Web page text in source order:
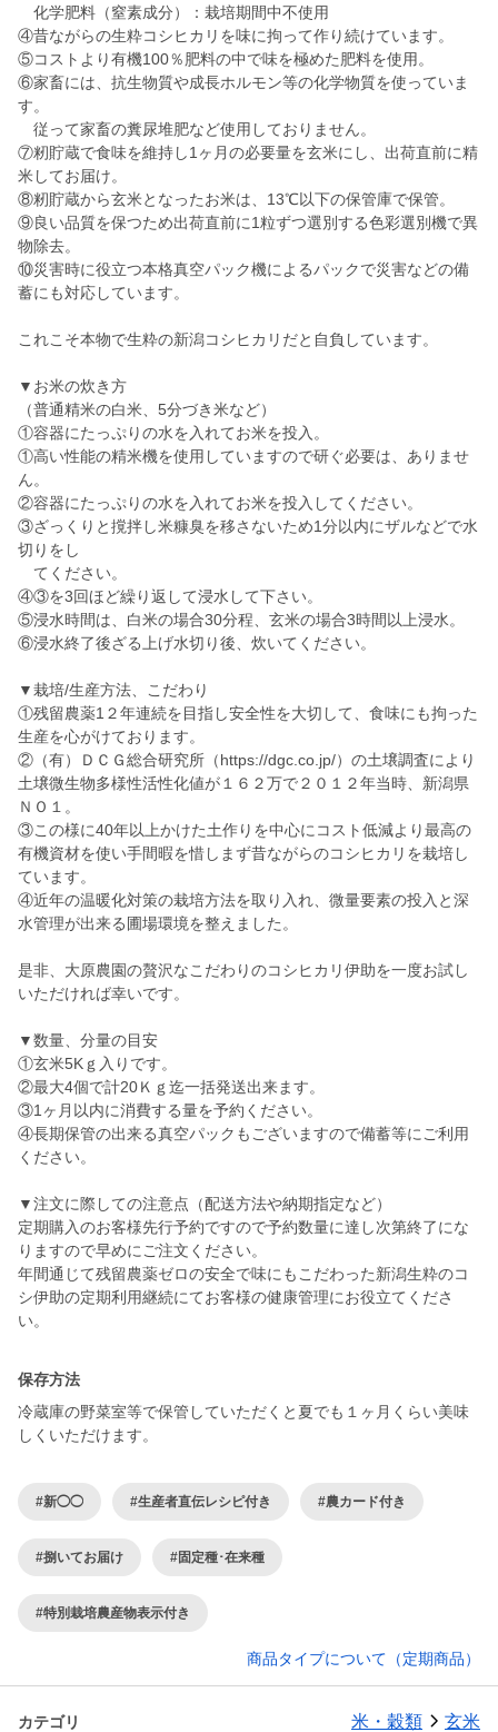
化学肥料（窒素成分）：栽培期間中不使用
④昔ながらの生粋コシヒカリを味に拘って作り続けています。
⑤コストより有機100％肥料の中で味を極めた肥料を使用。
⑥家畜には、抗生物質や成長ホルモン等の化学物質を使っていま
す。
従って家畜の糞尿堆肥など使用しておりません。
⑦籾貯蔵で食味を維持し1ヶ月の必要量を玄米にし、出荷直前に精
米してお届け。
⑧籾貯蔵から玄米となったお米は、13℃以下の保管庫で保管。
⑨良い品質を保つため出荷直前に1粒ずつ選別する色彩選別機で異
物除去。
⑩災害時に役立つ本格真空パック機によるパックで災害などの備
蓄にも対応しています。
これこそ本物で生粋の新潟コシヒカリだと自負しています。
▼お米の炊き方
（普通精米の白米、5分づき米など）
①容器にたっぷりの水を入れてお米を投入。
①高い性能の精米機を使用していますので研ぐ必要は、ありませ
ん。
②容器にたっぷりの水を入れてお米を投入してください。
③ざっくりと撹拌し米糠臭を移さないため1分以内にザルなどで水
切りをし
てください。
④③を3回ほど繰り返して浸水して下さい。
⑤浸水時間は、白米の場合30分程、玄米の場合3時間以上浸水。
⑥浸水終了後ざる上げ水切り後、炊いてください。
▼栽培/生産方法、こだわり
①残留農薬1２年連続を目指し安全性を大切して、食味にも拘った
生産を心がけております。
②（有）ＤＣＧ総合研究所（https://dgc.co.jp/）の土壌調査により
土壌微生物多様性活性化値が１６２万で２０１２年当時、新潟県
ＮＯ１。
③この様に40年以上かけた土作りを中心にコスト低減より最高の
有機資材を使い手間暇を惜しまず昔ながらのコシヒカリを栽培し
ています。
④近年の温暖化対策の栽培方法を取り入れ、微量要素の投入と深
水管理が出来る圃場環境を整えました。
是非、大原農園の贅沢なこだわりのコシヒカリ伊助を一度お試し
いただければ幸いです。
▼数量、分量の目安
①玄米5Kｇ入りです。
②最大4個で計20Ｋｇ迄一括発送出来ます。
③1ヶ月以内に消費する量を予約ください。
④長期保管の出来る真空パックもございますので備蓄等にご利用
ください。
▼注文に際しての注意点（配送方法や納期指定など）
定期購入のお客様先行予約ですので予約数量に達し次第終了にな
りますので早めにご注文ください。
年間通じて残留農薬ゼロの安全で味にもこだわった新潟生粋のコ
シ伊助の定期利用継続にてお客様の健康管理にお役立てくださ
い。
保存方法
冷蔵庫の野菜室等で保管していただくと夏でも１ヶ月くらい美味
しくいただけます。
#新◯◯ #生産者直伝レシピ付き #農カード付き
#捌いてお届け #固定種･在来種
#特別栽培農産物表示付き
商品タイプについて（定期商品）
カテゴリ 米・穀類 玄米